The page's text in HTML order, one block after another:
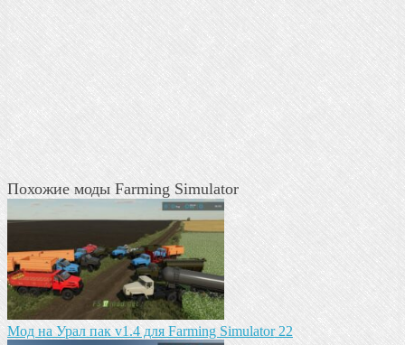
Похожие моды Farming Simulator
Мод на Урал пак v1.4 для Farming Simulator 22